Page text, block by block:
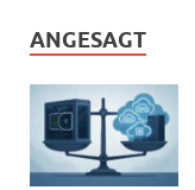
ANGESAGT